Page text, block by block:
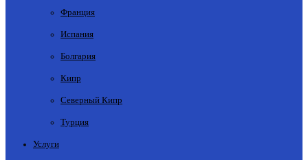
Франция
Испания
Болгария
Кипр
Северный Кипр
Турция
Услуги